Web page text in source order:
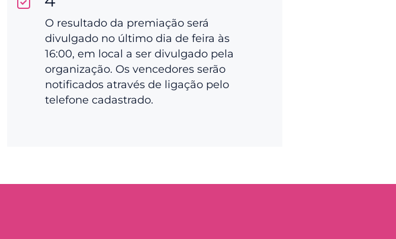
O resultado da premiação será
divulgado no último dia de feira às
16:00, em local a ser divulgado pela
organização. Os vencedores serão
notificados através de ligação pelo
telefone cadastrado.